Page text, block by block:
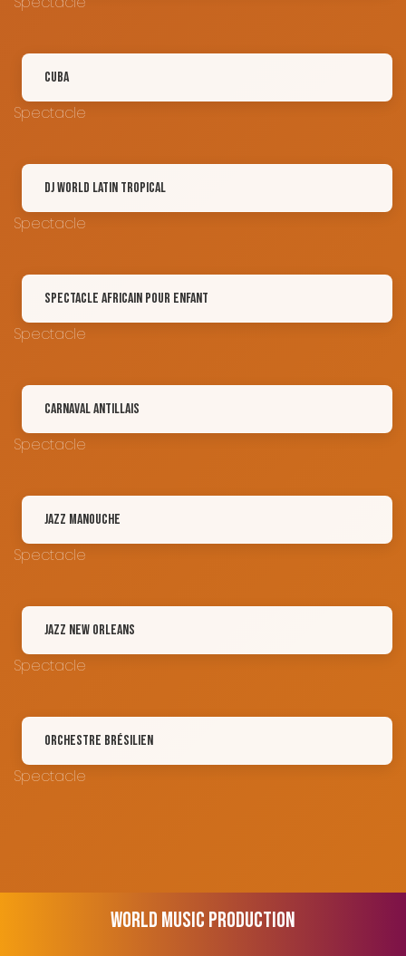
Cuba
Spectacle
DJ World Latin Tropical
Spectacle
Spectacle Africain pour enfant
Spectacle
Carnaval Antillais
Spectacle
Jazz Manouche
Spectacle
Jazz New Orleans
Spectacle
Orchestre brésilien
Spectacle
WORLD MUSIC PRODUCTION